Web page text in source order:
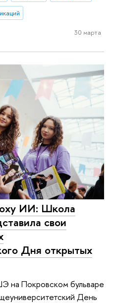
30 марта
ИИ: Школа
свои
Дня открытых
на Покровском бульваре
День